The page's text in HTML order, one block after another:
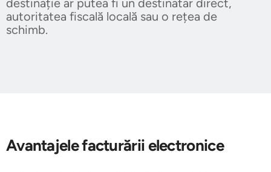
destinație ar putea fi un destinatar direct,
autoritatea fiscală locală sau o rețea de
schimb.
Avantajele facturării electronice